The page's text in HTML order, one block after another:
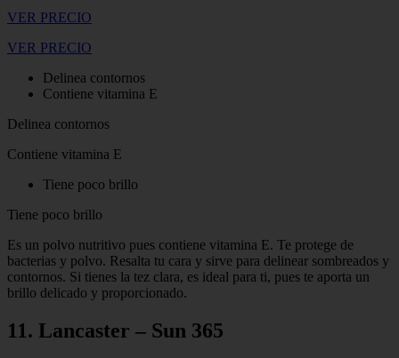
VER PRECIO
VER PRECIO
Delinea contornos
Contiene vitamina E
Delinea contornos
Contiene vitamina E
Tiene poco brillo
Tiene poco brillo
Es un polvo nutritivo pues contiene vitamina E. Te protege de
bacterias y polvo. Resalta tu cara y sirve para delinear sombreados y
contornos. Si tienes la tez clara, es ideal para ti, pues te aporta un
brillo delicado y proporcionado.
11. Lancaster – Sun 365